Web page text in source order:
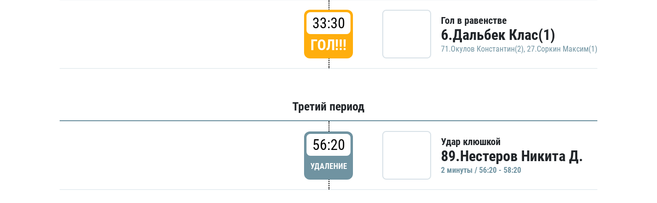
33:30
ГОЛ!!!
Гол в равенстве
6.Дальбек Клас(1)
71.Окулов Константин(2), 27.Соркин Максим(1)
Третий период
56:20
УДАЛЕНИЕ
Удар клюшкой
89.Нестеров Никита Д.
2 минуты / 56:20 - 58:20